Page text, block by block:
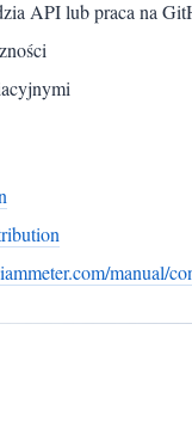
API lub praca na
manual/